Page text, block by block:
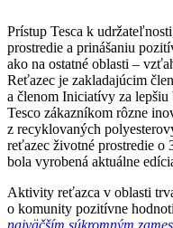
Prístup Tesca k
prostredie a prinášaniu
ako na ostatné oblasti –
Reťazec je zakladajúcim
a členom Iniciatívy za
Tesco zákazníkom rôzne
z recyklovaných
reťazec životné prostredie
bola vyrobená aktuálne
Aktivity reťazca v oblasti
o komunity pozitívne